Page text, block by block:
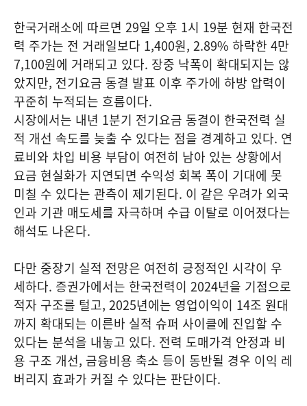
한국거래소에 따르면 29일 오후 1시 19분 현재 한국전
력 주가는 전 거래일보다 1,400원, 2.89% 하락한 4만
7,100원에 거래되고 있다. 장중 낙폭이 확대되지는 않
았지만, 전기요금 동결 발표 이후 주가에 하방 압력이
꾸준히 누적되는 흐름이다.
시장에서는 내년 1분기 전기요금 동결이 한국전력 실
적 개선 속도를 늦출 수 있다는 점을 경계하고 있다. 연
료비와 차입 비용 부담이 여전히 남아 있는 상황에서
요금 현실화가 지연되면 수익성 회복 폭이 기대에 못
미칠 수 있다는 관측이 제기된다. 이 같은 우려가 외국
인과 기관 매도세를 자극하며 수급 이탈로 이어졌다는
해석도 나온다.
다만 중장기 실적 전망은 여전히 긍정적인 시각이 우
세하다. 증권가에서는 한국전력이 2024년을 기점으로
적자 구조를 털고, 2025년에는 영업이익이 14조 원대
까지 확대되는 이른바 실적 슈퍼 사이클에 진입할 수
있다는 분석을 내놓고 있다. 전력 도매가격 안정과 비
용 구조 개선, 금융비용 축소 등이 동반될 경우 이익 레
버리지 효과가 커질 수 있다는 판단이다.